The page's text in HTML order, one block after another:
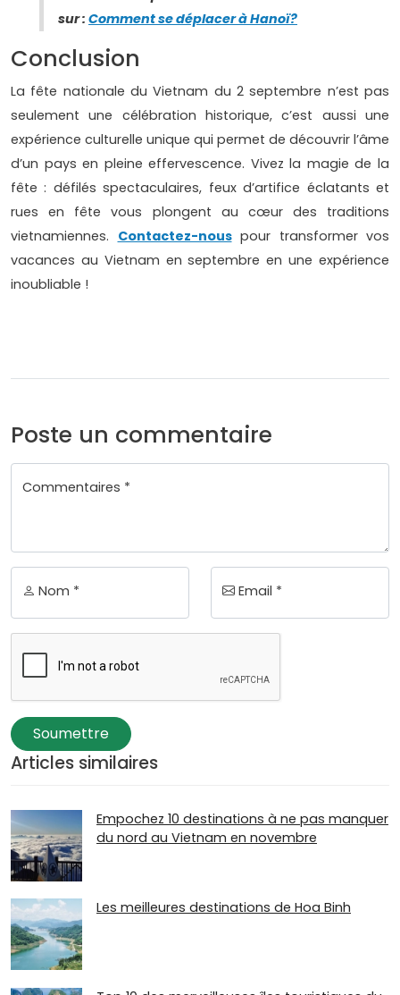
sur : Comment se déplacer à Hanoï?
Conclusion
La fête nationale du Vietnam du 2 septembre n’est pas
seulement une célébration historique, c’est aussi une
expérience culturelle unique qui permet de découvrir l’âme
d’un pays en pleine effervescence. Vivez la magie de la
fête : défilés spectaculaires, feux d’artifice éclatants et
rues en fête vous plongent au cœur des traditions
vietnamiennes. Contactez-nouspour transformer vos
vacances au Vietnam en septembre en une expérience
inoubliable !
Poste un commentaire
Commentaires *
Nom * Email *
Soumettre
Articles similaires
Empochez 10 destinations à ne pas manquer
du nord au Vietnam en novembre
Les meilleures destinations de Hoa Binh